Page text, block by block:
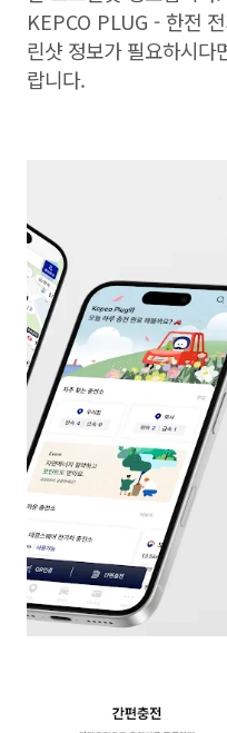
KEPCO PLUG - 한전
린샷 정보가 필요하시다
랍니다.